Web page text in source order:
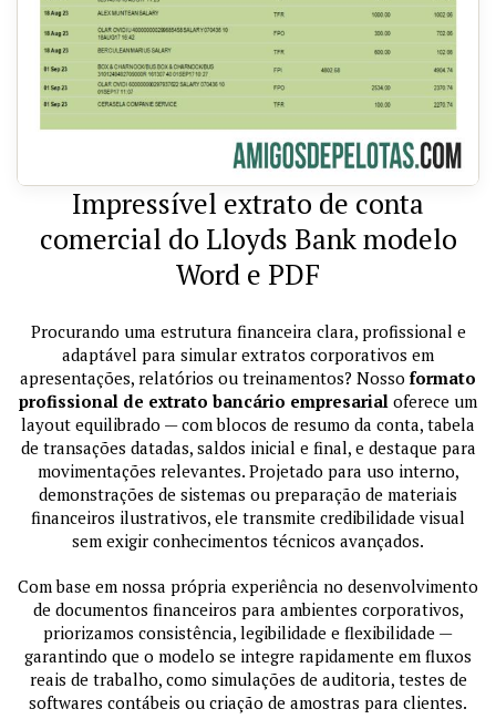
Impressível extrato de conta
comercial do Lloyds Bank modelo
Word e PDF
Procurando uma estrutura financeira clara, profissional e
adaptável para simular extratos corporativos em
apresentações, relatórios ou treinamentos? Nosso formato
profissional de extrato bancário empresarial oferece um
layout equilibrado — com blocos de resumo da conta, tabela
de transações datadas, saldos inicial e final, e destaque para
movimentações relevantes. Projetado para uso interno,
demonstrações de sistemas ou preparação de materiais
financeiros ilustrativos, ele transmite credibilidade visual
sem exigir conhecimentos técnicos avançados.
Com base em nossa própria experiência no desenvolvimento
de documentos financeiros para ambientes corporativos,
priorizamos consistência, legibilidade e flexibilidade —
garantindo que o modelo se integre rapidamente em fluxos
reais de trabalho, como simulações de auditoria, testes de
softwares contábeis ou criação de amostras para clientes.